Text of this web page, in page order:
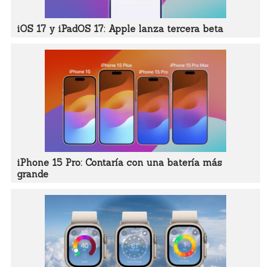
iOS 17 y iPadOS 17: Apple lanza tercera beta
iPhone 15 Pro: Contaría con una batería más
grande